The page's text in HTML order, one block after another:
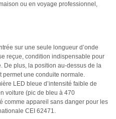
ou en voyage professionnel,
sur une seule longueur d’onde
reçue, condition indispensable pour
De plus, la position au-dessus de la
permet une conduite normale.
LED bleue d’intensité faible de
voiture (pic de bleu à 470
comme appareil sans danger pour les
CEI 62471.